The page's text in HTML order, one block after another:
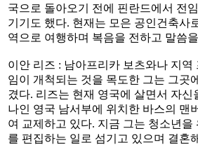
국으로 돌아오기 전에 핀란드에서 전
기기도 했다. 현재는 모은 공인건축사
역으로 여행하며 복음을 전하고 말씀
이안 리즈 : 남아프리카 보츠와나 지역
임이 개척되는 것을 목도한 그는 그곳
겼다. 리즈는 현재 영국에 살면서 자신
나인 영국 남서부에 위치한 바스의 맨
여 교제하고 있다. 지금 그는 청소년을
를 편집하는 일로 섬기고 있으며 결혼